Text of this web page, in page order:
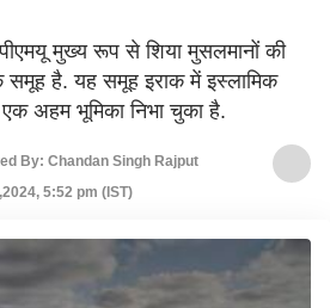
मुख्य रूप से शिया मुसलमानों की
समूह है. यह समूह इराक में इस्लामिक
अहम भूमिका निभा चुका है.
By: Chandan Singh Rajput
5:52 pm (IST)